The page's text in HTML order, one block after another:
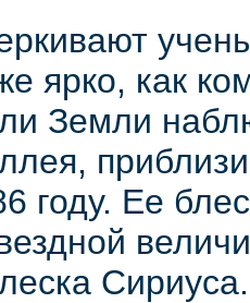
ярко, как
Земли
году. Ее
Сириуса.